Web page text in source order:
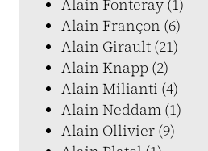
Alain Fonteray (1)
Alain Françon (6)
Alain Girault (21)
Alain Knapp (2)
Alain Milianti (4)
Alain Neddam (1)
Alain Ollivier (9)